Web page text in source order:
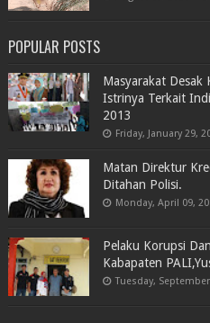
POPULAR POSTS
Masyarakat Desak
Istrinya Terkait
2013
Friday, January 29,
Matan Direktur
Ditahan Polisi.
Monday, April 09,
Pelaku Korupsi
Kabapaten
Tuesday,